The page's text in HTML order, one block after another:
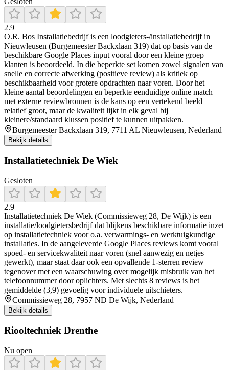
2.9
O.R. Bos Installatiebedrijf is een loodgieters-/installatiebedrijf in
Nieuwleusen (Burgemeester Backxlaan 319) dat op basis van de
beschikbare Google Places input vooral door een kleine groep
klanten is beoordeeld. In die beperkte set komen zowel signalen van
snelle en correcte afwerking (positieve review) als kritiek op
beschikbaarheid voor grotere opdrachten naar voren. Door het
kleine aantal beoordelingen en beperkte eenduidige online match
met externe reviewbronnen is de kans op een vertekend beeld
relatief groot, maar de kwaliteit lijkt in elk geval bij
kleinere/standaard klussen positief te kunnen uitpakken.
Burgemeester Backxlaan 319, 7711 AL Nieuwleusen, Nederland
Bekijk details
Installatietechniek De Wiek
Gesloten
2.9
Installatietechniek De Wiek (Commissieweg 28, De Wijk) is een
installatie/loodgietersbedrijf dat blijkens beschikbare informatie inzet
op installatietechniek voor o.a. verwarmings- en werktuigkundige
installaties. In de aangeleverde Google Places reviews komt vooral
spoed- en servicekwaliteit naar voren (snel aanwezig en netjes
gewerkt), maar staat daar ook een opvallende 1-sterren review
tegenover met een waarschuwing over mogelijk misbruik van het
telefoonnummer door oplichters. Met slechts 8 reviews is het
gemiddelde (3,9) gevoelig voor individuele uitschieters.
Commissieweg 28, 7957 ND De Wijk, Nederland
Bekijk details
Riooltechniek Drenthe
Nu open